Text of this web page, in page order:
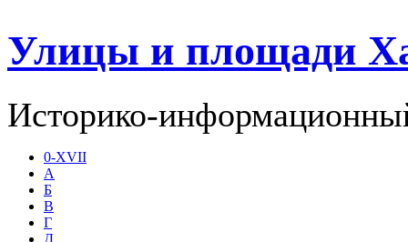
Улицы и площади
Историко-
0-XVII
А
Б
В
Г
Д